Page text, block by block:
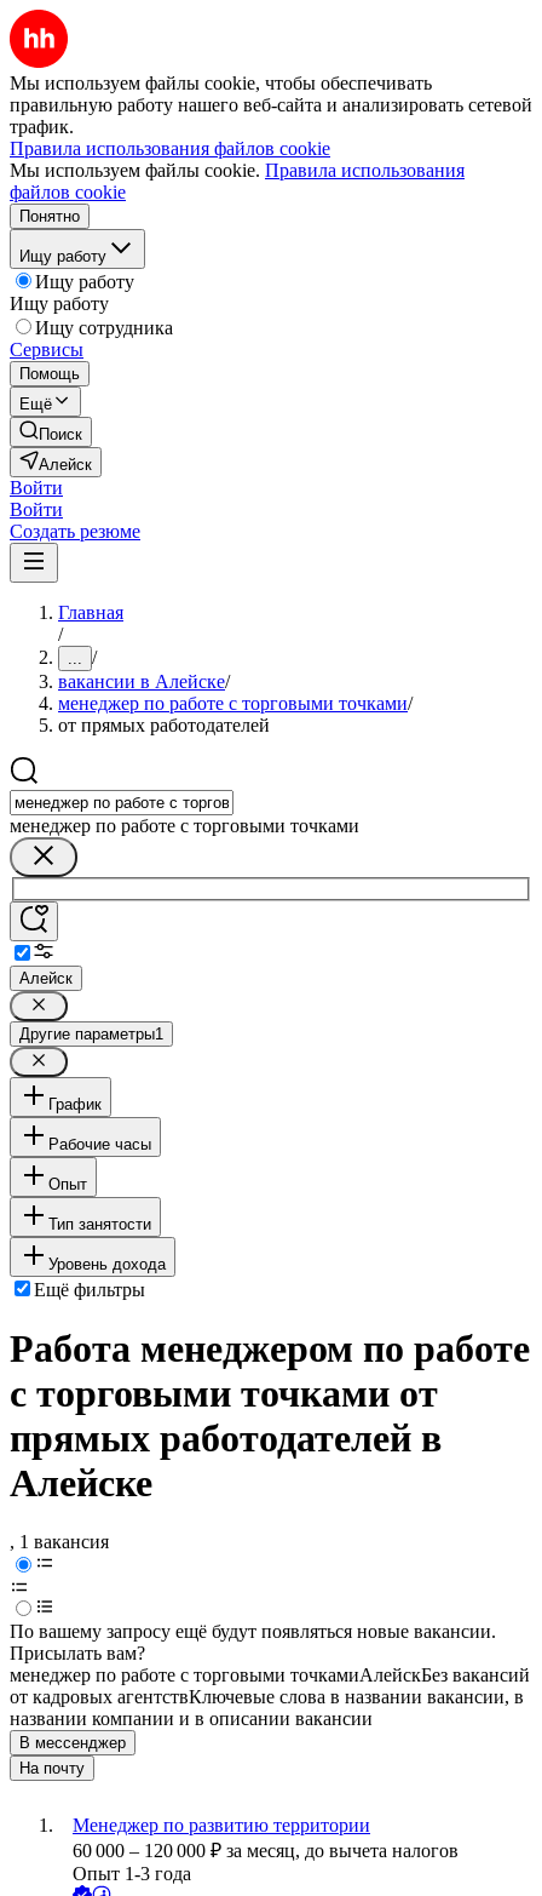
Мы используем файлы cookie, чтобы обеспечивать
правильную работу нашего веб-сайта и анализировать сетевой
трафик.
Правила использования файлов cookie
Мы используем файлы cookie. Правила использования
файлов cookie
Понятно
Ищу работу
Ищу работу
Ищу работу
Ищу сотрудника
Сервисы
Помощь
Ещё
Поиск
Алейск
Войти
Войти
Создать резюме
Главная
/
... /
вакансии в Алейске/
менеджер по работе с торговыми точками/
от прямых работодателей
менеджер по работе с торговыми точками
Алейск
Другие параметры1
График
Рабочие часы
Опыт
Тип занятости
Уровень дохода
Ещё фильтры
Работа менеджером по работе
с торговыми точками от
прямых работодателей в
Алейске
, 1 вакансия
По вашему запросу ещё будут появляться новые вакансии.
Присылать вам?
менеджер по работе с торговыми точкамиАлейскБез вакансий
от кадровых агентствКлючевые слова в названии вакансии, в
названии компании и в описании вакансии
В мессенджер
На почту
Менеджер по развитию территории
60 000 – 120 000 ₽ за месяц, до вычета налогов
Опыт 1-3 года